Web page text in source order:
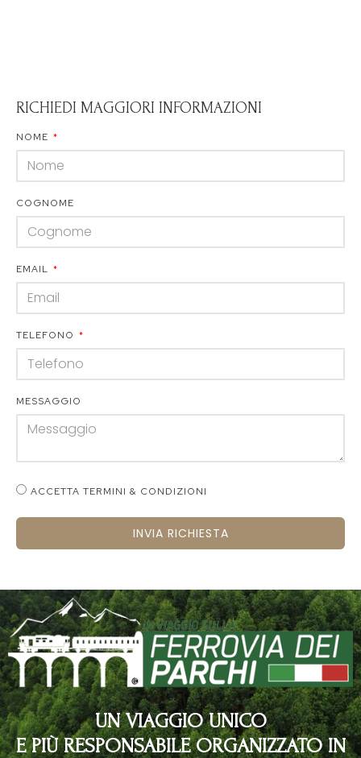
RICHIEDI MAGGIORI INFORMAZIONI
NOME
COGNOME
EMAIL
TELEFONO
MESSAGGIO
ACCETTA TERMINI & CONDIZIONI
INVIA RICHIESTA
UN VIAGGIO UNICO
E PIÙ RESPONSABILE ORGANIZZATO IN